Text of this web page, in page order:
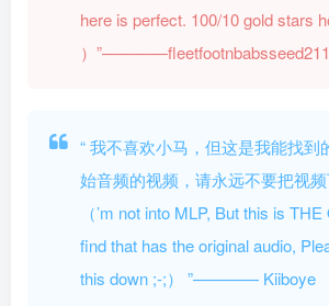
here is perfect. 100/10gold stars
）
“我不喜欢小马，但这是我能找到
始音频的视频，请永远不要把视
（’m not into MLP, But this is
find that has the original audio,
this down ;-;） ”———— Kiiboye